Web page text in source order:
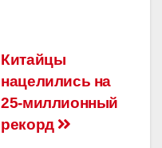
Китайцы
нацелились на
25-миллионный
рекорд